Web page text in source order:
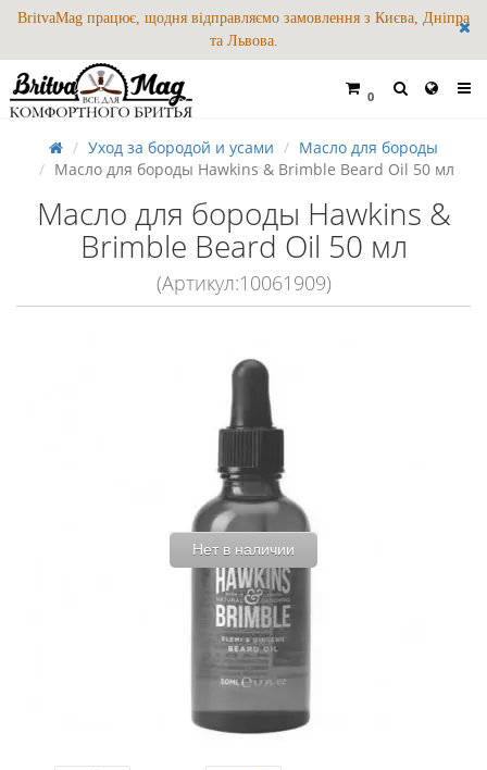
BritvaMag працює, щодня відправляємо замовлення з Києва, Дніпра
та Львова.
0
Уход за бородой и усами
Масло для бороды
Масло для бороды Hawkins & Brimble Beard Oil 50 мл
Масло для бороды Hawkins &
Brimble Beard Oil 50 мл
(Артикул:10061909)
Нет в наличии